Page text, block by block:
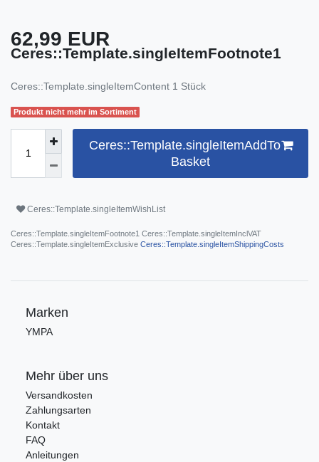
62,99 EUR
Ceres::Template.singleItemFootnote1
Ceres::Template.singleItemContent 1 Stück
Produkt nicht mehr im Sortiment
Ceres::Template.singleItemAddTo
Basket
Ceres::Template.singleItemWishList
Ceres::Template.singleItemFootnote1 Ceres::Template.singleItemInclVAT
Ceres::Template.singleItemExclusive Ceres::Template.singleItemShippingCosts
Marken
YMPA
Mehr über uns
Versandkosten
Zahlungsarten
Kontakt
FAQ
Anleitungen